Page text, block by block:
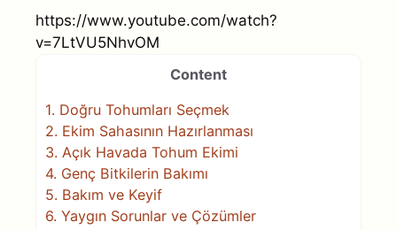
https://www.youtube.com/watch?
v=7LtVU5NhvOM
Content
1. Doğru Tohumları Seçmek
2. Ekim Sahasının Hazırlanması
3. Açık Havada Tohum Ekimi
4. Genç Bitkilerin Bakımı
5. Bakım ve Keyif
6. Yaygın Sorunlar ve Çözümler